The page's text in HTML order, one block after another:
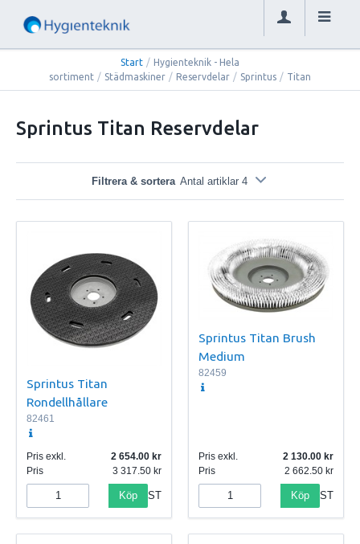
Start / Hygienteknik - Hela
sortiment / Städmaskiner / Reservdelar / Sprintus / Titan
Sprintus Titan Reservdelar
Filtrera & sortera Antal artiklar 4
Sprintus Titan
Rondellhållare
82461
Pris exkl.
2 654.00
Pris
3 317.50
Köp ST
Sprintus Titan Brush
Medium
82459
Pris exkl.
2 130.00
Pris
2 662.50
Köp ST